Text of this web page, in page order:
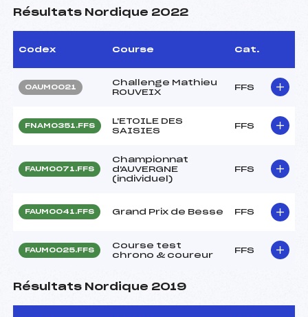
Résultats Nordique 2022
Codex Course Cat.
OAUM0021
Challenge Mathieu
ROUVEIX
FFS
FNAM0351.FFS
L'ETOILE DES
SAISIES
FFS
FAUM0071.FFS
Championnat
d'AUVERGNE
(individuel)
FFS
FAUM0041.FFS Grand Prix de Besse FFS
FAUM0025.FFS
Course test
chrono & coureur
FFS
Résultats Nordique 2019